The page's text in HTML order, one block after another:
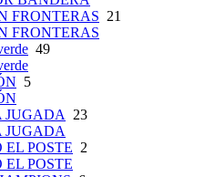
FRONTERAS 21
FRONTERAS
49
5
JUGADA
23
JUGADA
POSTE 2
POSTE